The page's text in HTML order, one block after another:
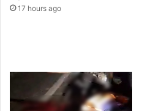
17 hours ago